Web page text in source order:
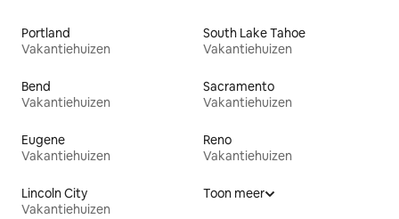
Portland
Vakantiehuizen
South Lake Tahoe
Vakantiehuizen
Bend
Vakantiehuizen
Sacramento
Vakantiehuizen
Eugene
Vakantiehuizen
Reno
Vakantiehuizen
Lincoln City
Vakantiehuizen
Toon meer